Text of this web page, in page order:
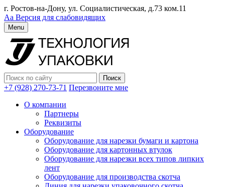
г. Ростов-на-Дону, ул. Социалистическая, д.73 ком.11
Аа Версия для слабовидящих
Menu
+7 (928) 270-73-71 Перезвоните мне
О компании
Партнеры
Реквизиты
Оборудование
Оборудование для нарезки бумаги и картона
Оборудование для картонных втулок
Оборудование для нарезки всех типов липких
лент
Оборудование для производства скотча